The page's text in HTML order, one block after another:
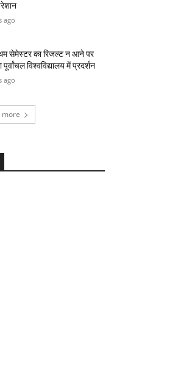
ago
सेमेस्टर का रिजल्ट न आने पर
पूर्वांचल विश्वविद्यालय में प्रदर्शन
ago
more